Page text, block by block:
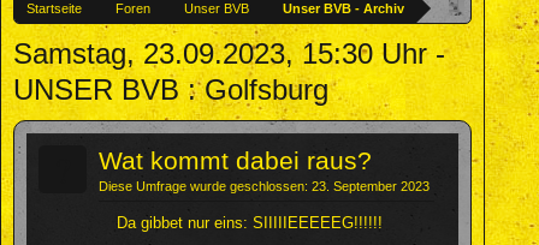
Startseite Foren Unser BVB Unser BVB - Archiv
Samstag, 23.09.2023, 15:30 Uhr -
UNSER BVB : Golfsburg
Wat kommt dabei raus?
Diese Umfrage wurde geschlossen: 23. September 2023
Da gibbet nur eins: SIIIIIEEEEEG!!!!!!